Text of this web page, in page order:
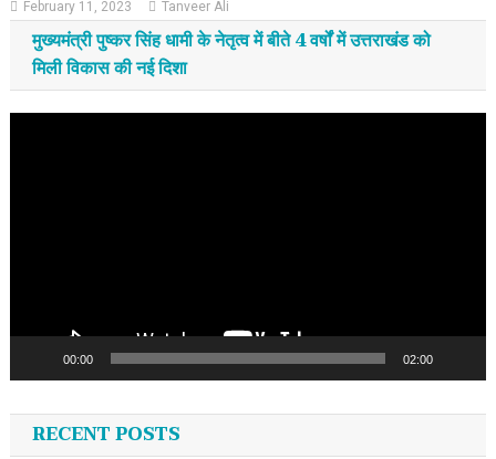
February 11, 2023 Tanveer Ali
मुख्यमंत्री पुष्कर सिंह धामी के नेतृत्व में बीते 4 वर्षों में उत्तराखंड को
मिली विकास की नई दिशा
00:00 02:00
RECENT POSTS